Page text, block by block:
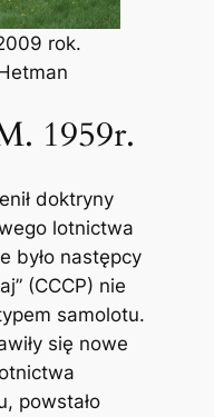
rok.
1959r.
doktryny
lotnictwa
było następcy
(CCCP) nie
samolotu.
się nowe
powstało